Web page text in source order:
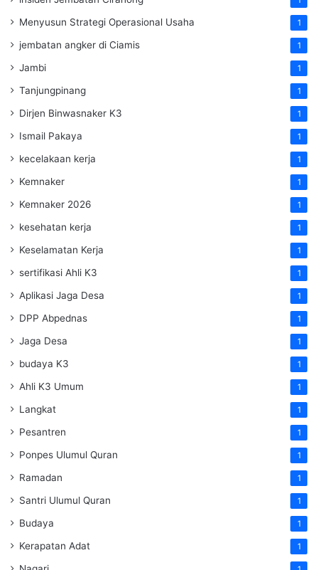
Menyusun Strategi Operasional Usaha 1
jembatan angker di Ciamis 1
Jambi 1
Tanjungpinang 1
Dirjen Binwasnaker K3 1
Ismail Pakaya 1
kecelakaan kerja 1
Kemnaker 1
Kemnaker 2026 1
kesehatan kerja 1
Keselamatan Kerja 1
sertifikasi Ahli K3 1
Aplikasi Jaga Desa 1
DPP Abpednas 1
Jaga Desa 1
budaya K3 1
Ahli K3 Umum 1
Langkat 1
Pesantren 1
Ponpes Ulumul Quran 1
Ramadan 1
Santri Ulumul Quran 1
Budaya 1
Kerapatan Adat 1